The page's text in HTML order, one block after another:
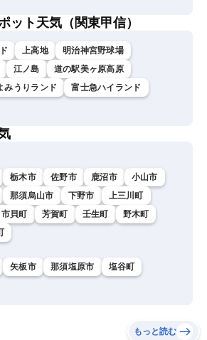
ット天気（関東甲信）
上高地
明治神宮野球場
江ノ島
道の駅美ヶ原高原
みうりランド
富士急ハイランド
栃木市 佐野市 鹿沼市
小山市
那須烏山市 下野市
上三川町
市貝町 芳賀町 壬生町
野木町
矢板市 那須塩原市
塩谷町
もっと読む